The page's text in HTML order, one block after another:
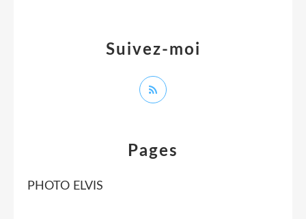
Pages
PHOTO ELVIS
Suivez-moi